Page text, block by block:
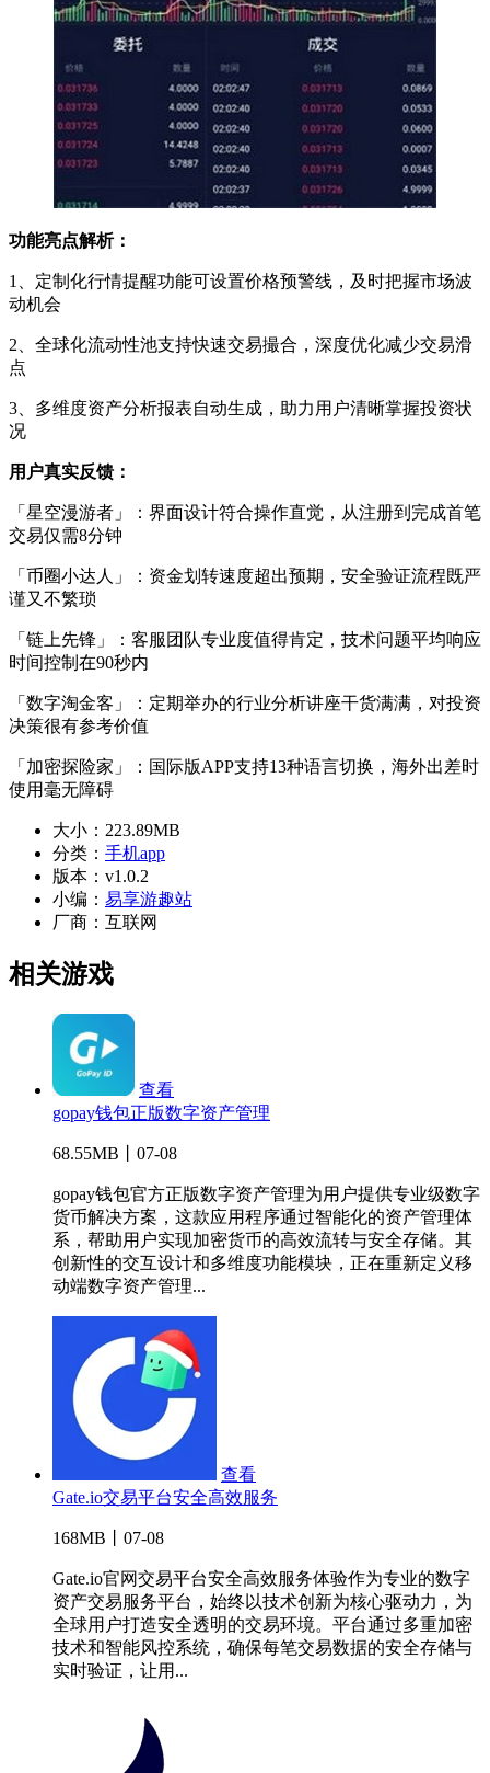
功能亮点解析：
1、定制化行情提醒功能可设置价格预警线，及时把握市场波
动机会
2、全球化流动性池支持快速交易撮合，深度优化减少交易滑
点
3、多维度资产分析报表自动生成，助力用户清晰掌握投资状
况
用户真实反馈：
「星空漫游者」：界面设计符合操作直觉，从注册到完成首笔
交易仅需8分钟
「币圈小达人」：资金划转速度超出预期，安全验证流程既严
谨又不繁琐
「链上先锋」：客服团队专业度值得肯定，技术问题平均响应
时间控制在90秒内
「数字淘金客」：定期举办的行业分析讲座干货满满，对投资
决策很有参考价值
「加密探险家」：国际版APP支持13种语言切换，海外出差时
使用毫无障碍
大小： 223.89MB
分类： 手机app
版本： v1.0.2
小编： 易享游趣站
厂商： 互联网
相关游戏
查看
gopay钱包正版数字资产管理
68.55MB丨07-08
gopay钱包官方正版数字资产管理为用户提供专业级数字
货币解决方案，这款应用程序通过智能化的资产管理体
系，帮助用户实现加密货币的高效流转与安全存储。其
创新性的交互设计和多维度功能模块，正在重新定义移
动端数字资产管理...
查看
Gate.io交易平台安全高效服务
168MB丨07-08
Gate.io官网交易平台安全高效服务体验作为专业的数字
资产交易服务平台，始终以技术创新为核心驱动力，为
全球用户打造安全透明的交易环境。平台通过多重加密
技术和智能风控系统，确保每笔交易数据的安全存储与
实时验证，让用...